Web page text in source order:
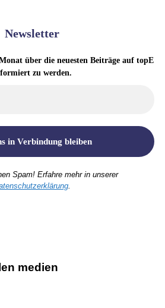
Newsletter
über die neuesten Beiträge auf topE
zu werden.
Spam! Erfahre mehr in unserer
.
medien